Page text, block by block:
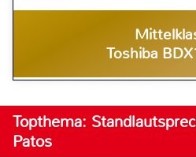
Toshiba
Topthema:
Patos